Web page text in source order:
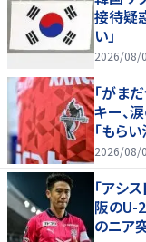
接待疑
い」
2026/08/
｢がま
キー、
｢もら
2026/08/
｢アシ
阪のU-
のニア